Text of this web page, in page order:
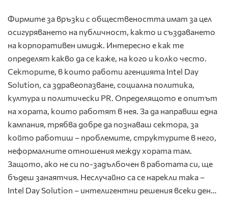
Фирмите за връзки с обществеността имат за цел
осигуряването на публичност, както и създаването
на корпоративен имидж. Интересно е как те
определят какво да се каже, на кого и колко често.
Секторите, в които работи агенцията Intel Day
Solution, са здравеопазване, социална политика,
култура и политически PR. Определящото е опитът
на хората, които работят в нея. За да направиш една
кампания, трябва добре да познаваш сектора, за
който работиш – проблемите, структурите в него,
неформалните отношения между хората там.
Защото, ако не си по-задълбочен в работата си, ще
бъдеш занаятчия. Неслучайно са се нарекли така –
Intel Day Solution – интелигентни решения всеки ден…